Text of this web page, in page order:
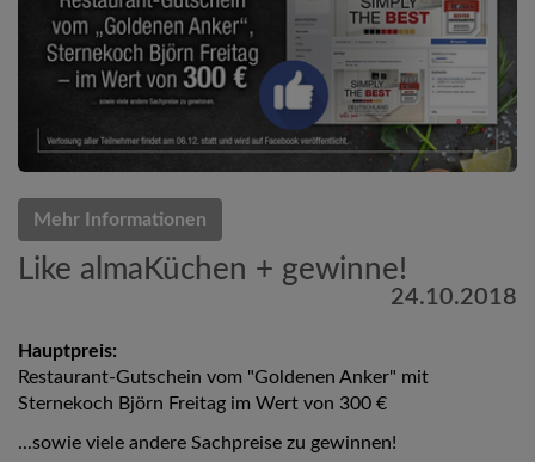
Mehr Informationen
Like almaKüchen + gewinne!
24.10.2018
Hauptpreis:
Restaurant-Gutschein vom "Goldenen Anker" mit
Sternekoch Björn Freitag im Wert von 300 €
...sowie viele andere Sachpreise zu gewinnen!